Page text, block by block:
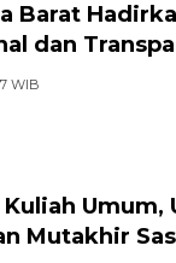
Barat
dan
WIB
Kuliah Umum,
Mutakhir